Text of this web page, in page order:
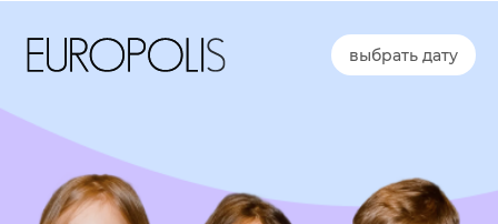
30
выбрать дату
Детские дни в Европолис